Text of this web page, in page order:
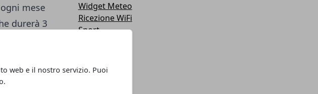
web e il nostro servizio. Puoi
ogni mese
durerà 3
da 8
un
la
Widget Meteo
Ricezione WiFi
Sport
Emulazione